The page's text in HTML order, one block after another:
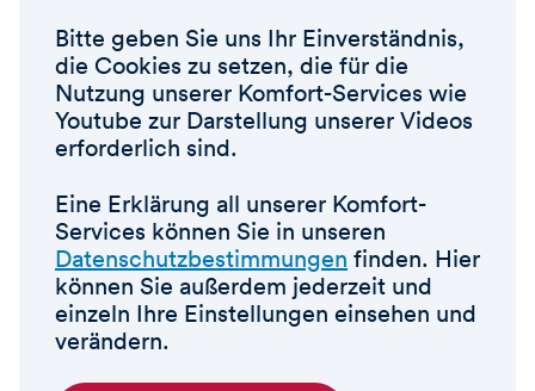
Bitte geben Sie uns Ihr Einverständnis,
die Cookies zu setzen, die für die
Nutzung unserer Komfort-Services wie
Youtube zur Darstellung unserer Videos
erforderlich sind.
Eine Erklärung all unserer Komfort-
Services können Sie in unseren
Datenschutzbestimmungen finden. Hier
können Sie außerdem jederzeit und
einzeln Ihre Einstellungen einsehen und
verändern.